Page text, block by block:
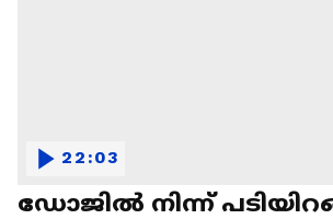
ഡോജിൽ നിന്ന്
22:03